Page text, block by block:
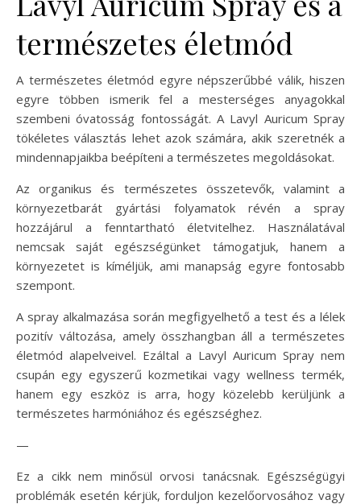
természetes életmód
A természetes életmód egyre népszerűbbé válik, hiszen
egyre többen ismerik fel a mesterséges anyagokkal
szembeni óvatosság fontosságát. A Lavyl Auricum Spray
tökéletes választás lehet azok számára, akik szeretnék a
mindennapjaikba beépíteni a természetes megoldásokat.
Az organikus és természetes összetevők, valamint a
környezetbarát gyártási folyamatok révén a spray
hozzájárul a fenntartható életvitelhez. Használatával
nemcsak saját egészségünket támogatjuk, hanem a
környezetet is kíméljük, ami manapság egyre fontosabb
szempont.
A spray alkalmazása során megfigyelhető a test és a lélek
pozitív változása, amely összhangban áll a természetes
életmód alapelveivel. Ezáltal a Lavyl Auricum Spray nem
csupán egy egyszerű kozmetikai vagy wellness termék,
hanem egy eszköz is arra, hogy közelebb kerüljünk a
természetes harmóniához és egészséghez.
—
Ez a cikk nem minősül orvosi tanácsnak. Egészségügyi
problémák esetén kérjük, forduljon kezelőorvosához vagy